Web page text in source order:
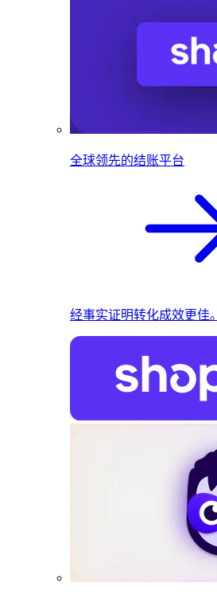
全球领先的结账平台
经事实证明转化成效更佳。